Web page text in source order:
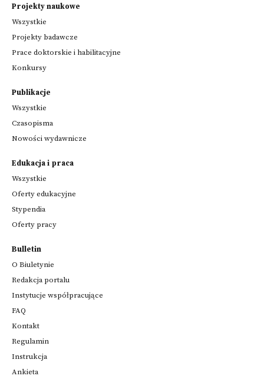
Projekty naukowe
Wszystkie
Projekty badawcze
Prace doktorskie i habilitacyjne
Konkursy
Publikacje
Wszystkie
Czasopisma
Nowości wydawnicze
Edukacja i praca
Wszystkie
Oferty edukacyjne
Stypendia
Oferty pracy
Bulletin
O Biuletynie
Redakcja portalu
Instytucje współpracujące
FAQ
Kontakt
Regulamin
Instrukcja
Ankieta